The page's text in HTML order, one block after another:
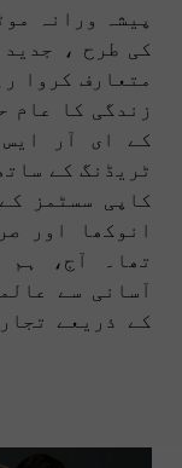
پیشہ ورانہ
کی طرح ،
متعارف کروا
زندگی کا عام
کے ای آر ایس
ٹریڈنگ کے
کاپی سسٹمز
انوکھا اور
تھا۔ آج، ہم
آسانی سے
کے ذریعے